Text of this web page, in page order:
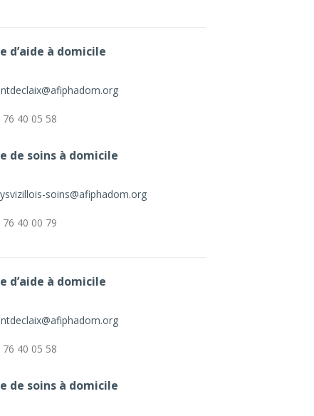
d’aide à domicile
76 40 05 58
de soins à domicile
soins@afiphadom.org
76 40 00 79
d’aide à domicile
76 40 05 58
de soins à domicile